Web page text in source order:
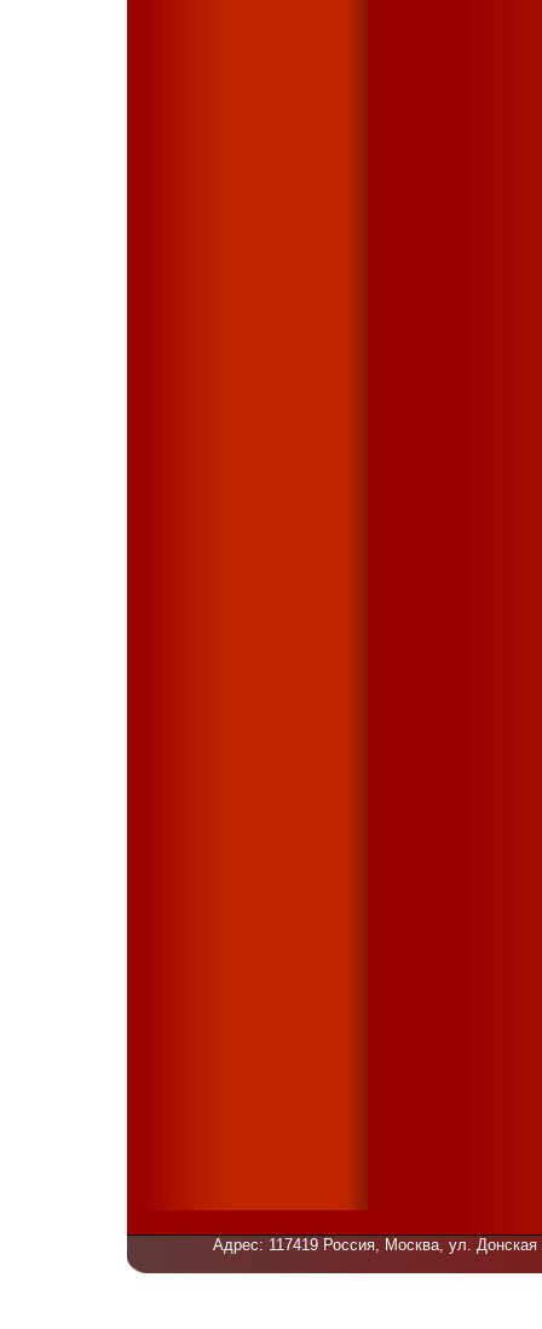
Адрес: 117419 Россия, Москва, ул.